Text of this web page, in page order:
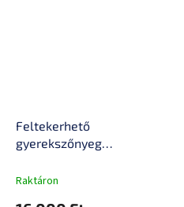
Feltekerhető
gyerekszőnyeg
200x180x1,5 cm
Raktáron